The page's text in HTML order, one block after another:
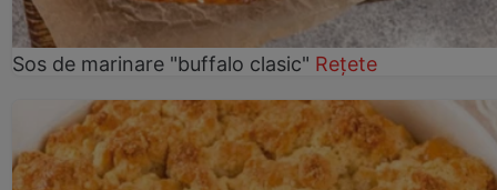
Sos de marinare "buffalo clasic" Rețete